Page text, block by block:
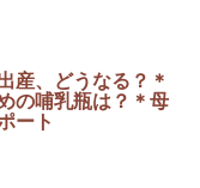
産、どうなる？＊
の哺乳瓶は？＊母
ート